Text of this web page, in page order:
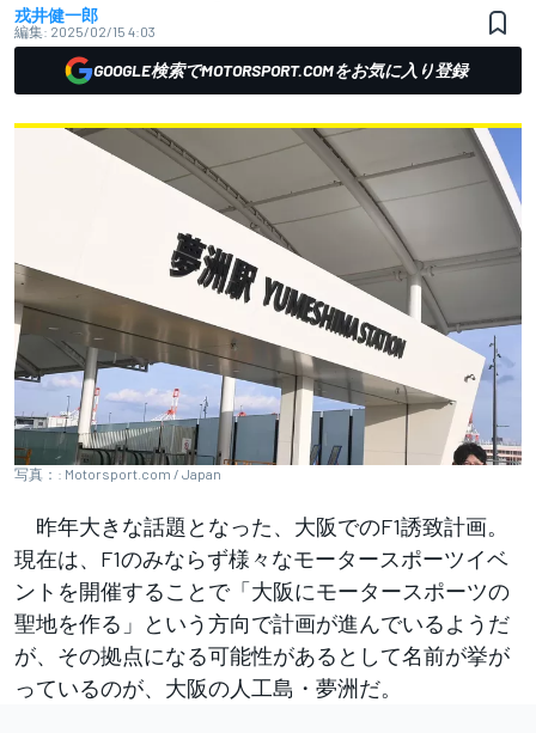
戎井健一郎
編集: 2025/02/15 4:03
GOOGLE検索でMOTORSPORT.COMをお気に入り登録
写真：: Motorsport.com / Japan
昨年大きな話題となった、大阪でのF1誘致計画。
現在は、F1のみならず様々なモータースポーツイベ
ントを開催することで「大阪にモータースポーツの
聖地を作る」という方向で計画が進んでいるようだ
が、その拠点になる可能性があるとして名前が挙が
っているのが、大阪の人工島・夢洲だ。